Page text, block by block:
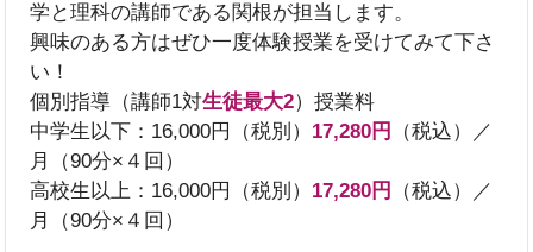
学と理科の講師である関根が担当します。
興味のある方はぜひ一度体験授業を受けてみて下さ
い！
個別指導（講師1対生徒最大2）授業料
中学生以下：16,000円（税別） 17,280円
（税込）／
月（90分×４回）
高校生以上：16,000円（税別） 17,280円
（税込）／
月（90分×４回）